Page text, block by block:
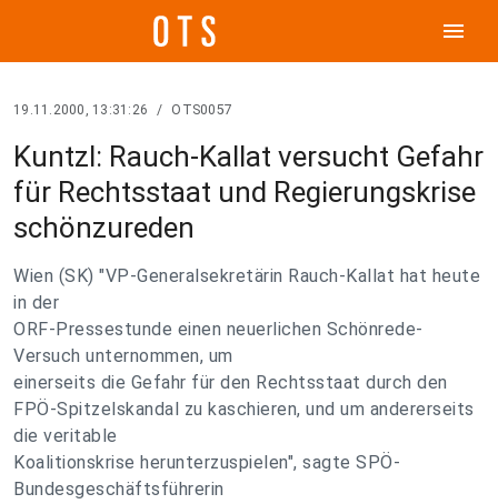
menu
19.11.2000, 13:31:26 / OTS0057
Kuntzl: Rauch-Kallat versucht Gefahr
für Rechtsstaat und Regierungskrise
schönzureden
Wien (SK) "VP-Generalsekretärin Rauch-Kallat hat heute
in der
ORF-Pressestunde einen neuerlichen Schönrede-
Versuch unternommen, um
einerseits die Gefahr für den Rechtsstaat durch den
FPÖ-Spitzelskandal zu kaschieren, und um andererseits
die veritable
Koalitionskrise herunterzuspielen", sagte SPÖ-
Bundesgeschäftsführerin